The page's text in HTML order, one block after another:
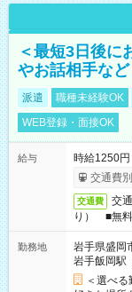
＜最短3日後に
やお話相手な
派遣 職種未経験OK
WEB登録・面接OK
給与
時給1250
交通費
交通費
交
り） ■無料
勤務地
岩手県盛岡
岩手飯岡駅
＜選べ